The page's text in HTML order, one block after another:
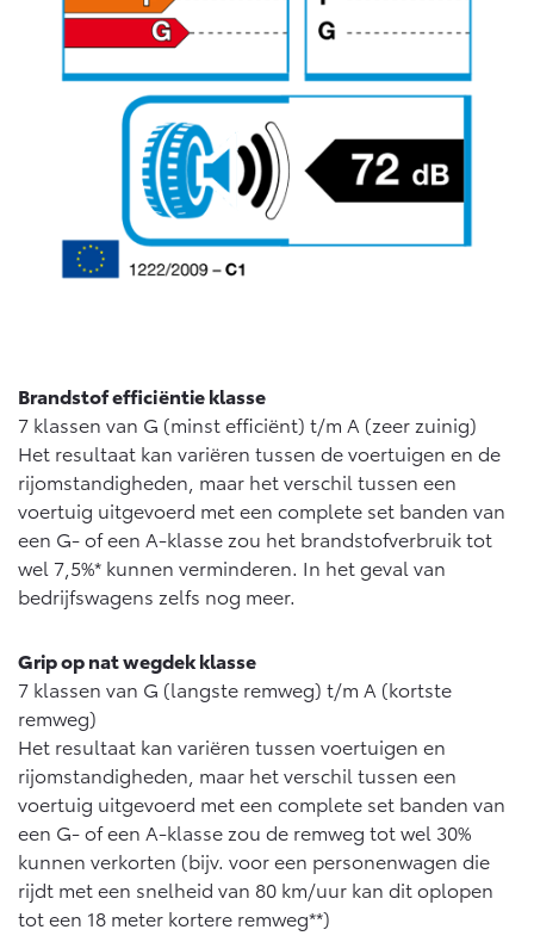
Brandstof efficiëntie klasse
7 klassen van G (minst efficiënt) t/m A (zeer zuinig)
Het resultaat kan variëren tussen de voertuigen en de
rijomstandigheden, maar het verschil tussen een
voertuig uitgevoerd met een complete set banden van
een G- of een A-klasse zou het brandstofverbruik tot
wel 7,5%* kunnen verminderen. In het geval van
bedrijfswagens zelfs nog meer.
Grip op nat wegdek klasse
7 klassen van G (langste remweg) t/m A (kortste
remweg)
Het resultaat kan variëren tussen voertuigen en
rijomstandigheden, maar het verschil tussen een
voertuig uitgevoerd met een complete set banden van
een G- of een A-klasse zou de remweg tot wel 30%
kunnen verkorten (bijv. voor een personenwagen die
rijdt met een snelheid van 80 km/uur kan dit oplopen
tot een 18 meter kortere remweg**)